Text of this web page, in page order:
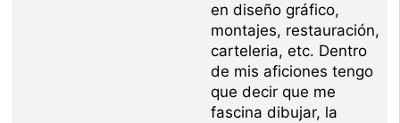
en diseño gráfico,
montajes, restauración,
carteleria, etc. Dentro
de mis aficiones tengo
que decir que me
fascina dibujar, la